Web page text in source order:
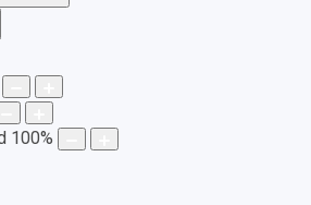
100%